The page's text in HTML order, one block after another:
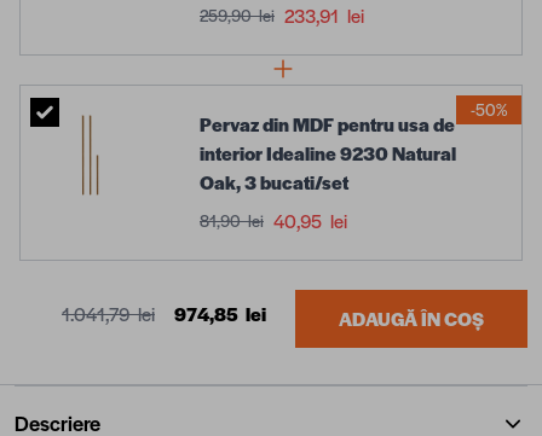
259,90 lei 233,91 lei
Pervaz din MDF pentru usa de
interior Idealine 9230 Natural
Oak, 3 bucati/set
81,90 lei 40,95 lei
-50%
1.041,79 lei 974,85 lei ADAUGĂ ÎN COȘ
Descriere